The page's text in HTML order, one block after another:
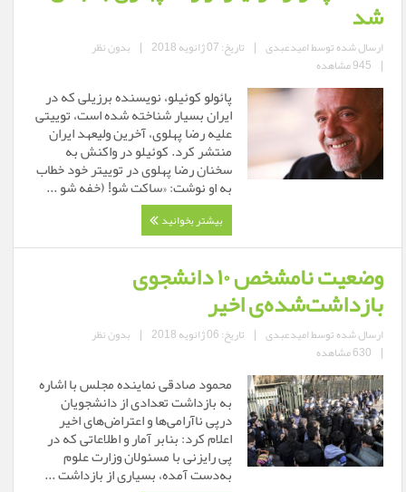
شد
ارسال شده توسطامیدعبدی | تاریخ: 07 ژانویه 2018 | بدون نظر
| 945 مشاهده
پائولو کوئیلو، نویسنده برزیلی که در
ایران بسیار شناخته شده است، توییتی
علیه رضا پهلوی، آخرین ولیعهد ایران
منتشر کرد. کوئیلو در واکنش به
سخنان رضا پهلوی در توییتر خود خطاب
به او نوشت: «ساکت شو! (خفه شو ...
بیشتر بخوانید
وضعیت نامشخص ۱۰ دانشجوی
بازداشت‌شده‌ی اخیر
ارسال شده توسطامیدعبدی | تاریخ: 06 ژانویه 2018 | بدون نظر
| 630 مشاهده
محمود صادقی نماينده مجلس با اشاره
به بازداشت تعدادی از دانشجویان
درپی ناآرامی‌ها و اعتراض‌های اخیر
اعلام کرد: بنابر آمار و اطلاعاتی که در
پی رایزنی با مسئولان وزارت علوم
به‌دست آمده، بسیاری از بازداشت ...